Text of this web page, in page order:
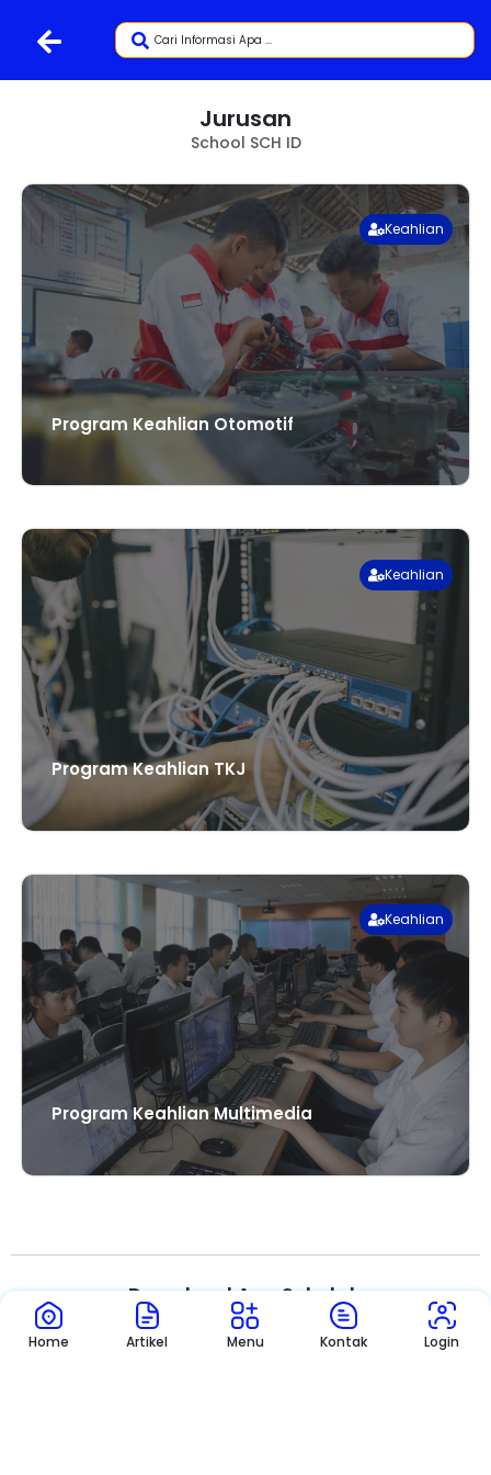
Jurusan
School SCH ID
Keahlian
Program Keahlian Otomotif
Keahlian
Program Keahlian TKJ
Keahlian
Program Keahlian Multimedia
Download App Sekolah
Nikmati Cara Mudah dan Menyenangkan Ketika Membaca Buku,
Home Artikel Menu Kontak Login